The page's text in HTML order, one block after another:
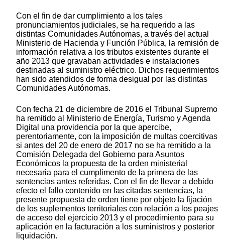
Con el fin de dar cumplimiento a los tales
pronunciamientos judiciales, se ha requerido a las
distintas Comunidades Autónomas, a través del actual
Ministerio de Hacienda y Función Pública, la remisión de
información relativa a los tributos existentes durante el
año 2013 que gravaban actividades e instalaciones
destinadas al suministro eléctrico. Dichos requerimientos
han sido atendidos de forma desigual por las distintas
Comunidades Autónomas.
Con fecha 21 de diciembre de 2016 el Tribunal Supremo
ha remitido al Ministerio de Energía, Turismo y Agenda
Digital una providencia por la que apercibe,
perentoriamente, con la imposición de multas coercitivas
si antes del 20 de enero de 2017 no se ha remitido a la
Comisión Delegada del Gobierno para Asuntos
Económicos la propuesta de la orden ministerial
necesaria para el cumplimento de la primera de las
sentencias antes referidas. Con el fin de llevar a debido
efecto el fallo contenido en las citadas sentencias, la
presente propuesta de orden tiene por objeto la fijación
de los suplementos territoriales con relación a los peajes
de acceso del ejercicio 2013 y el procedimiento para su
aplicación en la facturación a los suministros y posterior
liquidación.